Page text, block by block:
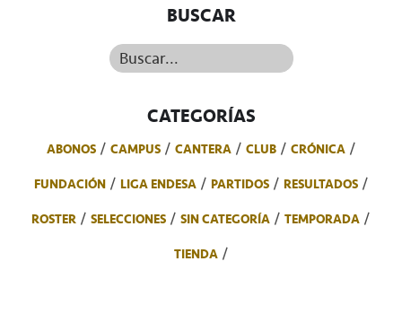
BUSCAR
Buscar...
CATEGORÍAS
ABONOS CAMPUS CANTERA CLUB
CRÓNICA
FUNDACIÓN
LIGA ENDESA PARTIDOS
RESULTADOS
ROSTER
SELECCIONES SIN CATEGORÍA
TEMPORADA
TIENDA